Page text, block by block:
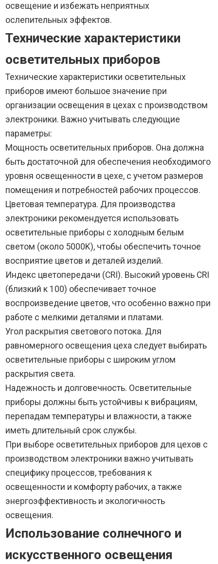
освещение и избежать неприятных
ослепительных эффектов.
Технические характеристики
осветительных приборов
Технические характеристики осветительных
приборов имеют большое значение при
организации освещения в цехах с производством
электроники. Важно учитывать следующие
параметры:
Мощность осветительных приборов. Она должна
быть достаточной для обеспечения необходимого
уровня освещенности в цехе, с учетом размеров
помещения и потребностей рабочих процессов.
Цветовая температура. Для производства
электроники рекомендуется использовать
осветительные приборы с холодным белым
светом (около 5000K), чтобы обеспечить точное
восприятие цветов и деталей изделий.
Индекс цветопередачи (CRI). Высокий уровень CRI
(близкий к 100) обеспечивает точное
воспроизведение цветов, что особенно важно при
работе с мелкими деталями и платами.
Угол раскрытия светового потока. Для
равномерного освещения цеха следует выбирать
осветительные приборы с широким углом
раскрытия света.
Надежность и долговечность. Осветительные
приборы должны быть устойчивы к вибрациям,
перепадам температуры и влажности, а также
иметь длительный срок службы.
При выборе осветительных приборов для цехов с
производством электроники важно учитывать
специфику процессов, требования к
освещенности и комфорту рабочих, а также
энергоэффективность и экологичность
освещения.
Использование солнечного и
искусственного освещения